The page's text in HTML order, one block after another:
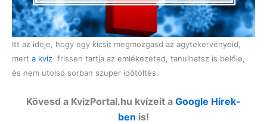
Itt az ideje, hogy egy kicsit megmozgasd az agytekervényeid,
mert a kvíz frissen tartja az emlékezeted, tanulhatsz is belőle,
és nem utolsó sorban szuper időtöltés.
Kövesd a KvizPortal.hu kvízeit a Google Hírek-
ben is!